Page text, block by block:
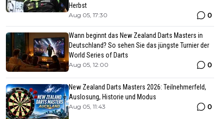
Herbst
Aug 05, 17:30 0
Wann beginnt das New Zealand Darts Masters in
Deutschland? So sehen Sie das jüngste Turnier der
World Series of Darts
Aug 05, 12:00 0
New Zealand Darts Masters 2026: Teilnehmerfeld,
Auslosung, Historie und Modus
Aug 05, 11:43 0